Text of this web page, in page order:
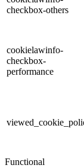
checkbox-others
cookielawinfo-
checkbox-
performance
Functional